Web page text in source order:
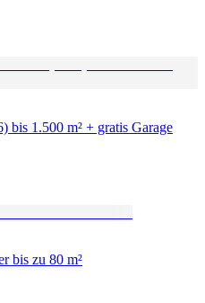
1.500 m² + gratis Garage
bis zu 80 m²